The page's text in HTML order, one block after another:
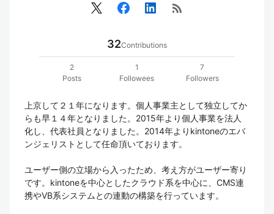
rss_feed
32Contributions
2
Posts
1
Followees
7
Followers
上京して２１年になります。個人事業主として独立してか
らも早１４年となりました。2015年より個人事業を法人
化し、代表社員となりました。2014年よりkintoneのエバ
ンジェリストとして任命頂いております。
ユーザー側の立場から入ったため、考え方がユーザー寄り
です。kintoneを中心としたクラウド系を中心に、CMS連
携やVB系システムとの連動の構築を行っています。